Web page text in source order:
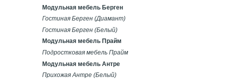
Модульная мебель Берген
Гостиная Берген (Диамант)
Гостиная Берген (Белый)
Модульная мебель Прайм
Подростковая мебель Прайм
Модульная мебель Антре
Прихожая Антре (Белый)